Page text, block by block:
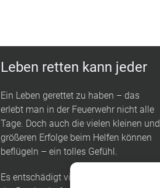
Leben retten kann jeder
Ein Leben gerettet zu haben – das
erlebt man in der Feuerwehr nicht alle
Tage. Doch auch die vielen kleinen und
größeren Erfolge beim Helfen können
beflügeln – ein tolles Gefühl.
Es entschädigt vielfach für die Stunden